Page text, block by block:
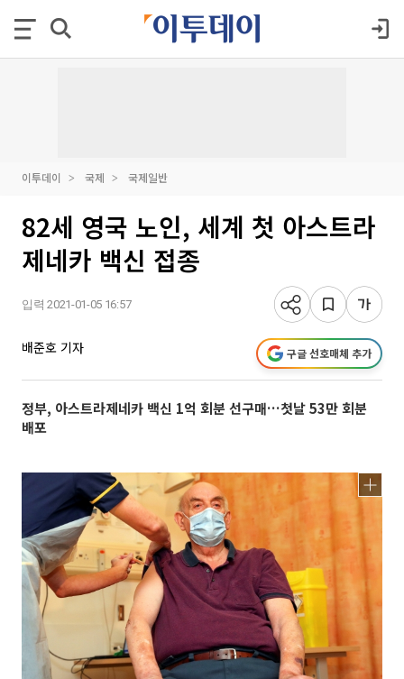
이투데이 국제 국제일반
82세 영국 노인, 세계 첫 아스트라
제네카 백신 접종
입력 2021-01-05 16:57
배준호 기자 구글 선호매체 추가
정부, 아스트라제네카 백신 1억 회분 선구매…첫날 53만 회분
배포